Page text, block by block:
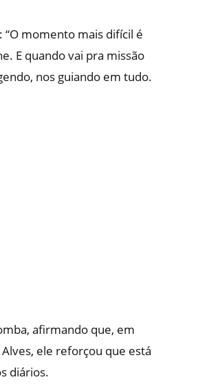
momento mais difícil é
E quando vai pra missão
nos guiando em tudo.
afirmando que, em
ele reforçou que está
diários.